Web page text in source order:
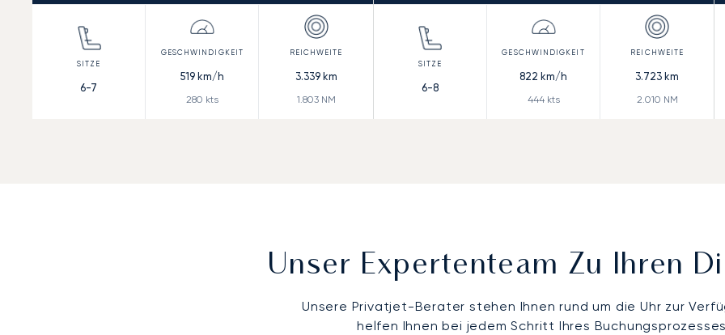
6-7
519km/h
280 kts
3.339km
1.803NM
6-8
822 km/h
444kts
3.723 km
2.010 NM
Unser Expertenteam Zu Ihren
Unsere Privatjet-Berater stehen Ihnen rund um die Uhr zur
helfen Ihnen bei jedem Schritt Ihres